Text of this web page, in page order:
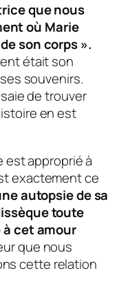
que nous
où Marie
son corps ».
était son
souvenirs.
de trouver
en est
est approprié à
exactement ce
autopsie de sa
toute
à cet amour
que nous
cette relation